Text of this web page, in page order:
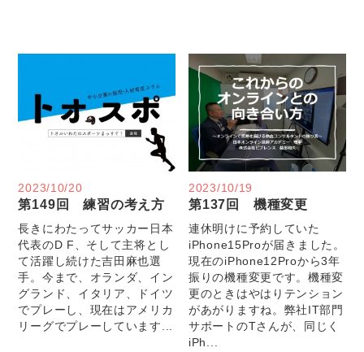
2023/10/20
第149回 練習の考え方
長きにわたってサッカー日本
代表のD F、そして主将とし
て活躍し続けた吉田麻也選
手。今まで、オランダ、イン
グランド、イタリア、ドイツ
でプレーし、現在はアメリカ
リーグでプレーしています...
2023/10/19
第137回 機種変更
連休明けに予約していた
iPhone15Proが届きました。
現在のiPhone12Proから3年
振りの機種変更です。機種変
更のときはやはりテンション
があがりますね。弊社IT部門
サポートのTさんが、同じく
iPh...